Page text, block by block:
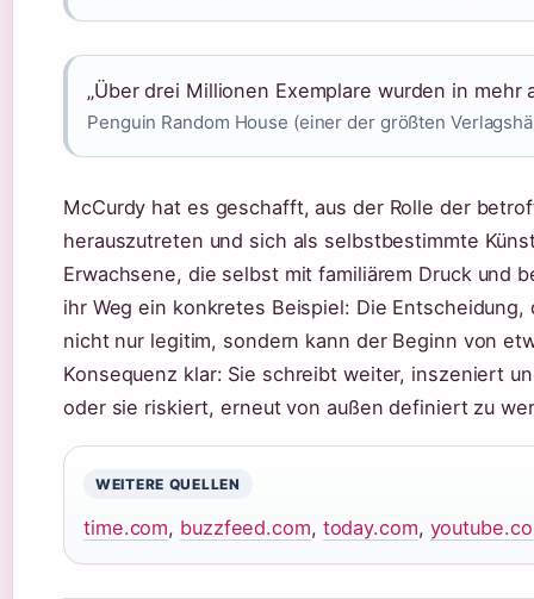
„Über drei Millionen Exemplare wurden in
Penguin Random House (einer der größten
McCurdy hat es geschafft, aus der Rolle der
herauszutreten und sich als selbstbestimmte
Erwachsene, die selbst mit familiärem Druck und
ihr Weg ein konkretes Beispiel: Die
nicht nur legitim, sondern kann der Beginn von
Konsequenz klar: Sie schreibt weiter, inszeniert
oder sie riskiert, erneut von außen definiert zu
WEITERE QUELLEN
time.com, buzzfeed.com, today.com,